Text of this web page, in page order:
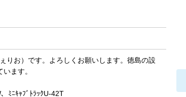
りお）です。よろしくお願いします。徳島の設
ます。
ﾐﾆｷｬﾌﾞﾄﾗｯｸU-42T